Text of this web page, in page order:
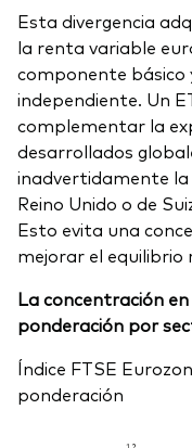
Esta divergencia
la renta variable
componente básico
independiente. Un
complementar la
desarrollados
inadvertidamente la
Reino Unido o de
Esto evita una
mejorar el equilibrio
La concentración
ponderación por
Índice FTSE
ponderación